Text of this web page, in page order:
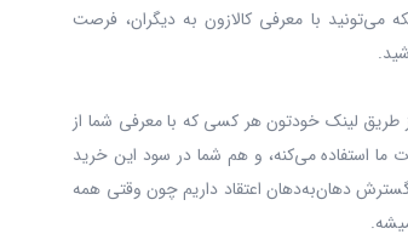
می‌تونید با معرفی کالازون به دیگران، فرصت
طریق لینک خودتون هر کسی که با معرفی شما از
استفاده می‌کنه، و هم شما در سود این خرید
دهان‌به‌دهان اعتقاد داریم چون وقتی همه